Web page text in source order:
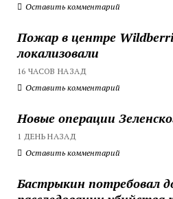
Оставить комментарий
Пожар в центре
локализовали
16 ЧАСОВ НАЗАД
Оставить комментарий
Новые операции
1 ДЕНЬ НАЗАД
Оставить комментарий
Бастрыкин потребовал